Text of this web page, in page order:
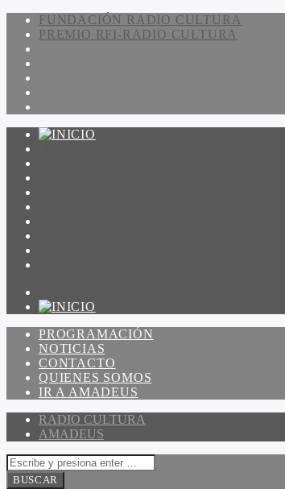
FUNDACIÓN RADIO CULTURA
PREMIO RFI-RADIO CULTURA
PROGRAMACIÓN
NOTICIAS
CONTACTO
QUIENES SOMOS
IR A AMADEUS
RADIO CULTURA
AMADEUS